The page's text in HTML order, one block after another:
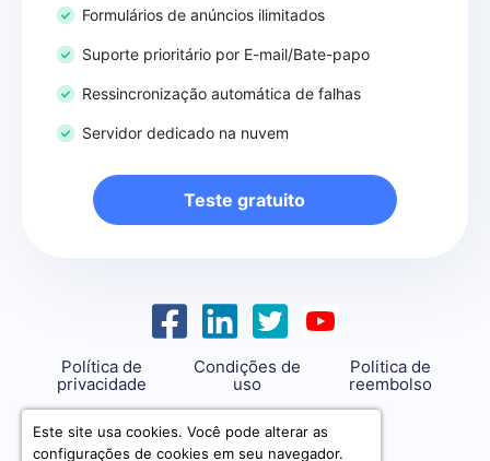
Formulários de anúncios ilimitados
Suporte prioritário por E-mail/Bate-papo
Ressincronização automática de falhas
Servidor dedicado na nuvem
Teste gratuito
Política de
privacidade
Condições de
uso
Politica de
reembolso
support@savemyleads.com
Este site usa cookies. Você pode alterar as
configurações de cookies em seu navegador.